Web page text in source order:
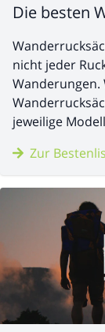
Die besten
nicht jeder
Wanderungen.
jeweilige
Zur